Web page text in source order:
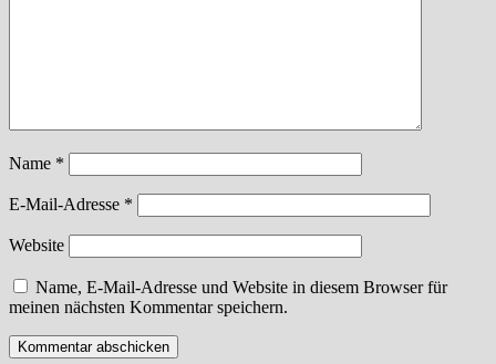
Name *
E-Mail-Adresse *
Website
Name, E-Mail-Adresse und Website in diesem Browser für
meinen nächsten Kommentar speichern.